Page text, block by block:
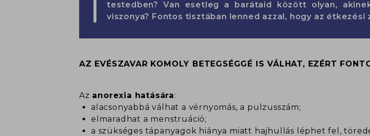
testedben? Van esetleg a barátaid között olyan,
viszonya? Fontos tisztában lenned azzal, hogy az
AZ EVÉSZAVAR KOMOLY BETEGSÉGGÉ IS VÁLHAT, EZÉRT
Az anorexia hatására:
alacsonyabbá válhat a vérnyomás, a pulzusszám;
elmaradhat a menstruáció;
a szükséges tápanyagok hiánya miatt hajhullás léphet fel,